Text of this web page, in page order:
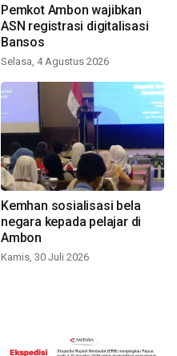
Pemkot Ambon wajibkan
ASN registrasi digitalisasi
Bansos
Selasa, 4 Agustus 2026
Kemhan sosialisasi bela
negara kepada pelajar di
Ambon
Kamis, 30 Juli 2026